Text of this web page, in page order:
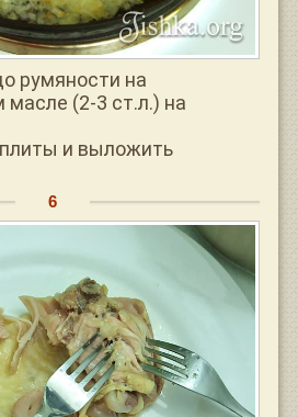
румяности на
(2-3 ст.л.) на
и выложить